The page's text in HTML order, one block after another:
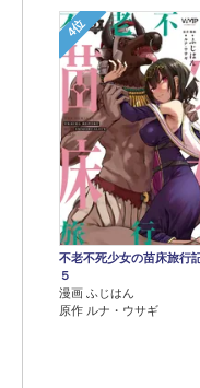
4位
不老不死少女の苗床旅行
５
漫画 ふじはん
原作 ルナ・ウサギ